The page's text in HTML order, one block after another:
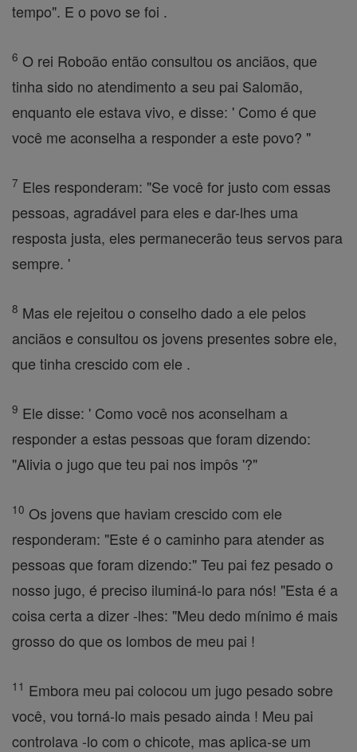
tempo". E o povo se foi .
6 O rei Roboão então consultou os anciãos, que
tinha sido no atendimento a seu pai Salomão,
enquanto ele estava vivo, e disse: ' Como é que
você me aconselha a responder a este povo? "
7 Eles responderam: "Se você for justo com essas
pessoas, agradável para eles e dar-lhes uma
resposta justa, eles permanecerão teus servos para
sempre. '
8 Mas ele rejeitou o conselho dado a ele pelos
anciãos e consultou os jovens presentes sobre ele,
que tinha crescido com ele .
9 Ele disse: ' Como você nos aconselham a
responder a estas pessoas que foram dizendo:
"Alivia o jugo que teu pai nos impôs '?"
10 Os jovens que haviam crescido com ele
responderam: "Este é o caminho para atender as
pessoas que foram dizendo:" Teu pai fez pesado o
nosso jugo, é preciso iluminá-lo para nós! "Esta é a
coisa certa a dizer -lhes: "Meu dedo mínimo é mais
grosso do que os lombos de meu pai !
11 Embora meu pai colocou um jugo pesado sobre
você, vou torná-lo mais pesado ainda ! Meu pai
controlava -lo com o chicote, mas aplica-se um